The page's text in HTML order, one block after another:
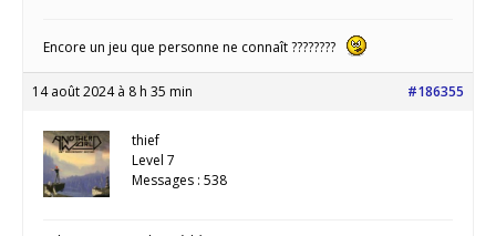
Encore un jeu que personne ne connaît ????????
14 août 2024 à 8 h 35 min #186355
thief
Level 7
Messages : 538